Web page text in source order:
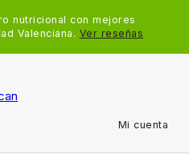
nutricional con mejores
Valenciana. Ver reseñas
Mi cuenta